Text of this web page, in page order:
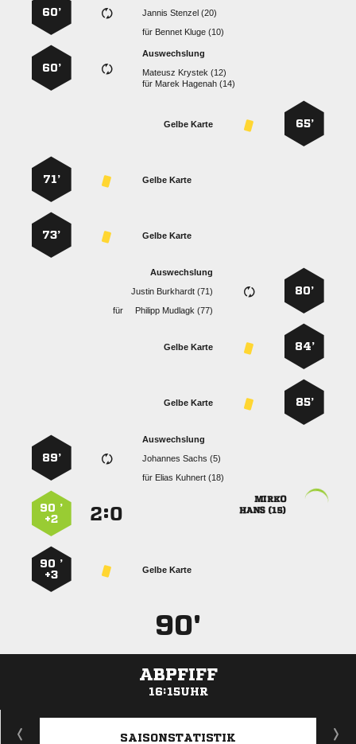
  
für   
60’
Auswechslung
  
für   
60’
65’
Gelbe Karte
Gelbe Karte
71’
Gelbe Karte
73’
80’
Auswechslung
  
für
  
84’
Gelbe Karte
85’
Gelbe Karte
Auswechslung
  
für   
89’

 
:
90 ’
+2
Gelbe Karte
90 ’
+3
90'
ABPFIFF
16:15UHR
ANZEIGE
SAISONSTATISTIK